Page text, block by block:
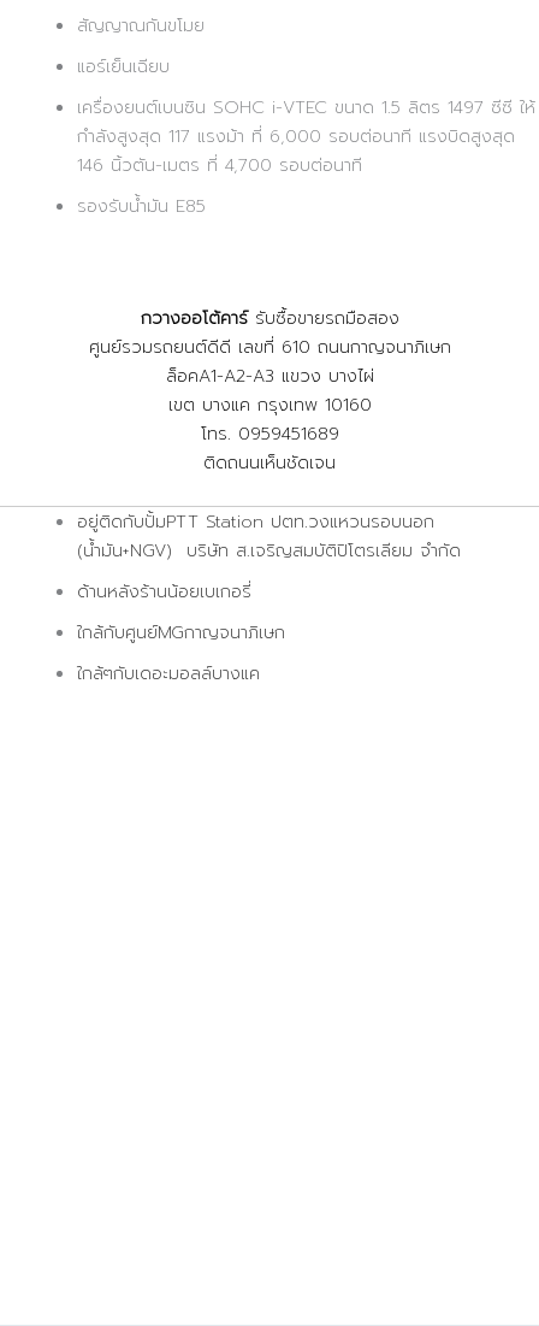
สัญญาณกันขโมย
แอร์เย็นเฉียบ
เครื่องยนต์เบนซิน SOHC i-VTEC ขนาด 1.5 ลิตร 1497 ซีซี ให้
กำลังสูงสุด 117 แรงม้า ที่ 6,000 รอบต่อนาที แรงบิดสูงสุด
146 นิ้วตัน-เมตร ที่ 4,700 รอบต่อนาที
รองรับน้ำมัน E85
กวางออโต้คาร์รับซื้อขายรถมือสอง
ศูนย์รวมรถยนต์ดีดี เลขที่ 610 ถนนกาญจนาภิเษก
ล็อคA1-A2-A3 แขวง บางไผ่
เขต บางแค กรุงเทพ 10160
โทร. 0959451689
ติดถนนเห็นชัดเจน
อยู่ติดกับปั้มPTT Station ปตท.วงแหวนรอบนอก
(น้ำมัน+NGV) บริษัท ส.เจริญสมบัติปิโตรเลียม จำกัด
ด้านหลังร้านน้อยเบเกอรี่
ใกล้กับศูนย์MGกาญจนาภิเษก
ใกล้ๆกับเดอะมอลล์บางแค